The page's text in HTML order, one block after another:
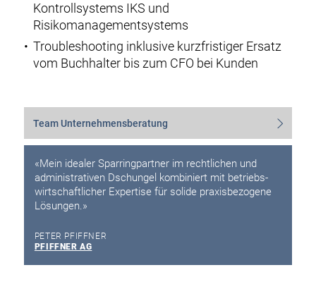
Kontrollsystems IKS und
Risikomanagementsystems
Troubleshooting inklusive kurzfristiger Ersatz
vom Buchhalter bis zum CFO bei Kunden
Team Unternehmensberatung
«Mein idealer Sparringpartner im rechtlichen und
administrativen Dschungel kombiniert mit betriebs­
wirtschaftlicher Expertise für solide praxisbezogene
Lösungen.»
PETER PFIFFNER
PFIFFNER AG